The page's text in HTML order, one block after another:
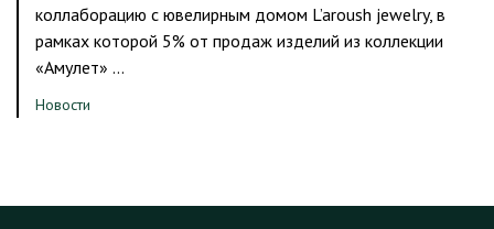
коллаборацию с ювелирным домом L’aroush jewelry, в
рамках которой 5% от продаж изделий из коллекции
«Амулет» …
Новости